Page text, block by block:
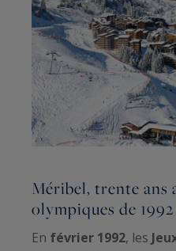
Méribel, trente ans
olympiques de 1992
En février 1992, les